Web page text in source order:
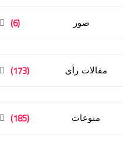
صور (6)
مقالات رأى (173)
منوعات (185)